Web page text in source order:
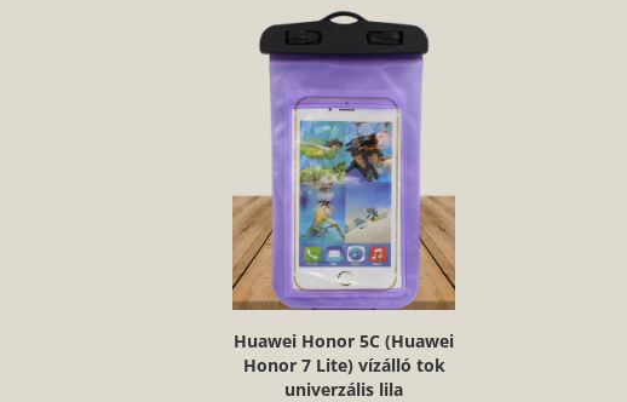
Huawei Honor 5C (Huawei
Honor 7 Lite) vízálló tok
univerzális lila